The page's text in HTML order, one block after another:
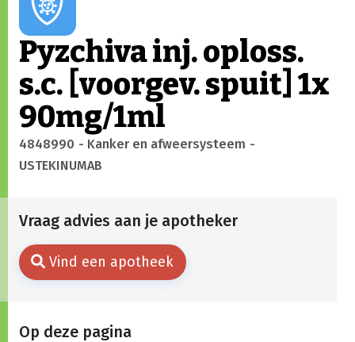
Pyzchiva inj. oploss.
s.c. [voorgev. spuit] 1x
90mg/1ml
4848990 - Kanker en afweersysteem -
USTEKINUMAB
Vraag advies aan je apotheker
Vind een apotheek
Op deze pagina